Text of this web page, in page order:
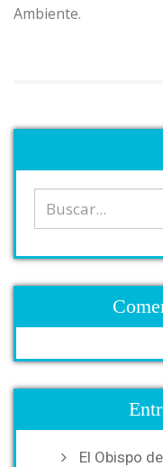
Ambiente.
El Obispo